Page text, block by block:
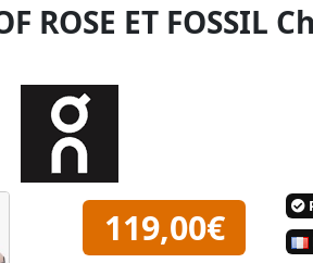
ROSE ET FOSSIL
119,00€